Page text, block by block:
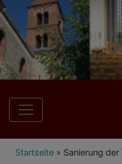
Startseite Sanierung